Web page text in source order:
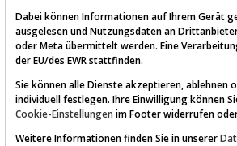
AKTIEN-TERMINAL
Dabei können Informationen auf Ihrem Gerät
ausgelesen und Nutzungsdaten an
oder Meta übermittelt werden. Eine
der EU/des EWR stattfinden.
Sie können alle Dienste akzeptieren, ablehnen
individuell festlegen. Ihre Einwilligung können
Cookie-Einstellungen im Footer widerrufen
Weitere Informationen finden Sie in unserer